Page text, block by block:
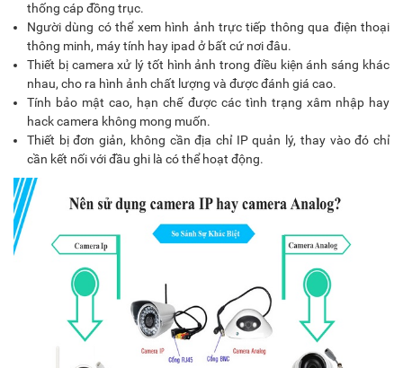
thống cáp đồng trục.
Người dùng có thể xem hình ảnh trực tiếp thông qua điện thoại
thông minh, máy tính hay ipad ở bất cứ nơi đâu.
Thiết bị camera xử lý tốt hình ảnh trong điều kiện ánh sáng khác
nhau, cho ra hình ảnh chất lượng và được đánh giá cao.
Tính bảo mật cao, hạn chế được các tình trạng xâm nhập hay
hack camera không mong muốn.
Thiết bị đơn giản, không cần địa chỉ IP quản lý, thay vào đó chỉ
cần kết nối với đầu ghi là có thể hoạt động.